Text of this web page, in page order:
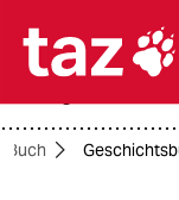

Buch